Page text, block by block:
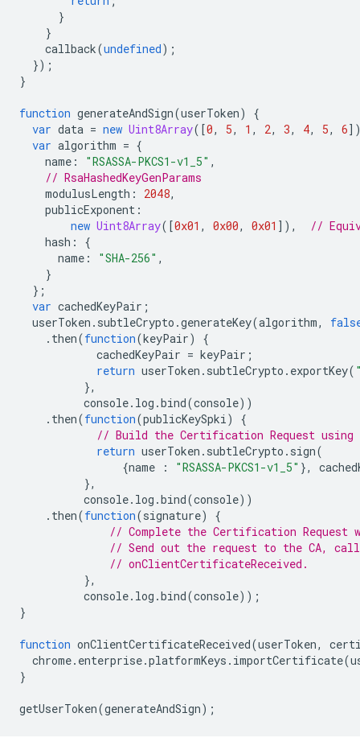
}
}
callback(undefined);
});
}
function generateAndSign(userToken)
{
var data = new Uint8Array([0, 5, 1 , 2, 3, 4, 5, 6
var algorithm = {
name : "RSASSA-PKCS1-v1_5" ,
// RsaHashedKeyGenParams
modulusLength : 2048,
publicExponent :
new Uint8Array([0x01 , 0x00, 0x01 ]),
//
hash :
{
name : "SHA-256" ,
}
};
var cachedKeyPair ;
userToken . subtleCrypto .generateKey(algorithm,
. then(function(keyPair)
{
cachedKeyPair = keyPair ;
return userToken . subtleCrypto . exportKey(
},
console. log .bind(console))
. then(function(publicKeySpki)
{
// Build the Certification Request
return userToken . subtleCrypto . sign(
{name : "RSASSA-PKCS1-v1_5" },
},
console. log .bind(console))
. then(function(signature)
{
// Complete the Certification
// Send out the request to the CA,
// onClientCertificateReceived.
},
console. log .bind(console));
}
function onClientCertificateReceived(userToken,
chrome. enterprise.platformKeys . importCertificate(
}
getUserToken(generateAndSign);